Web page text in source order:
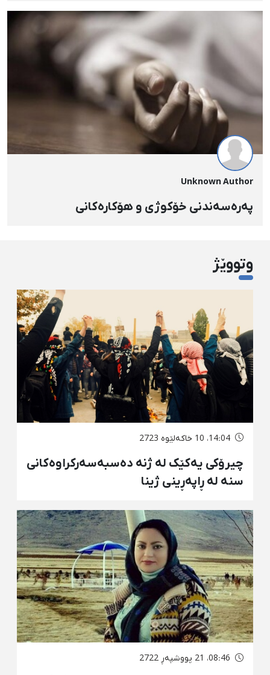
Unknown Author
پەرەسەندنی خۆکوژی و هۆکارەکانی
وتووێژ
14:04، 10 خاکەلێوه 2723
چیرۆکی یەکێک لە ژنە دەسبەسەرکراوەکانی
سنە لە ڕاپەڕینی ژینا
08:46، 21 پووشپەڕ 2722